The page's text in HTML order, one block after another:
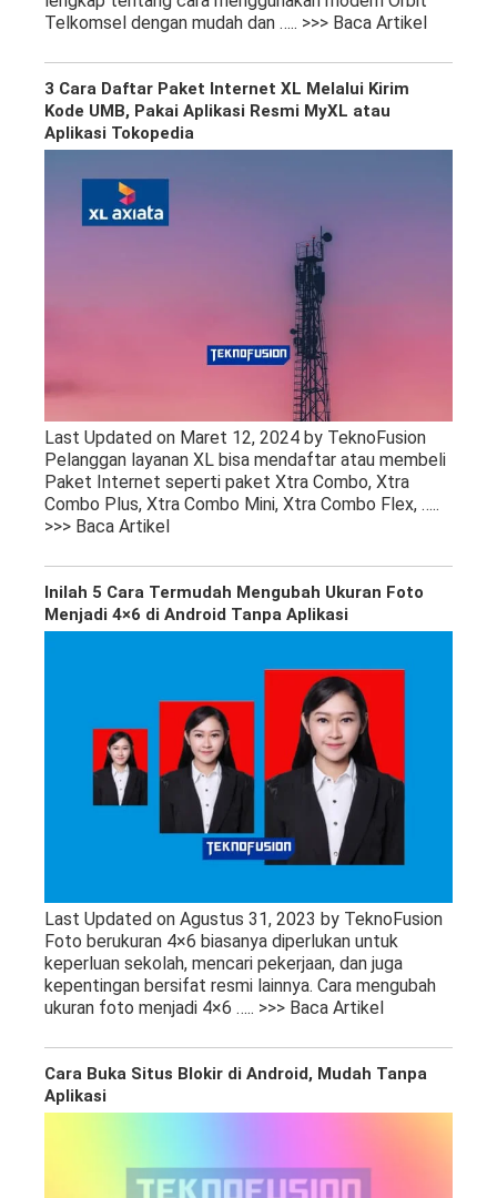
Telkomsel dengan mudah dan ….. >>> Baca Artikel
3 Cara Daftar Paket Internet XL Melalui Kirim
Kode UMB, Pakai Aplikasi Resmi MyXL atau
Aplikasi Tokopedia
Last Updated on Maret 12, 2024 by TeknoFusion
Pelanggan layanan XL bisa mendaftar atau membeli
Paket Internet seperti paket Xtra Combo, Xtra
Combo Plus, Xtra Combo Mini, Xtra Combo Flex, …..
>>> Baca Artikel
Inilah 5 Cara Termudah Mengubah Ukuran Foto
Menjadi 4×6 di Android Tanpa Aplikasi
Last Updated on Agustus 31, 2023 by TeknoFusion
Foto berukuran 4×6 biasanya diperlukan untuk
keperluan sekolah, mencari pekerjaan, dan juga
kepentingan bersifat resmi lainnya. Cara mengubah
ukuran foto menjadi 4×6 ….. >>> Baca Artikel
Cara Buka Situs Blokir di Android, Mudah Tanpa
Aplikasi